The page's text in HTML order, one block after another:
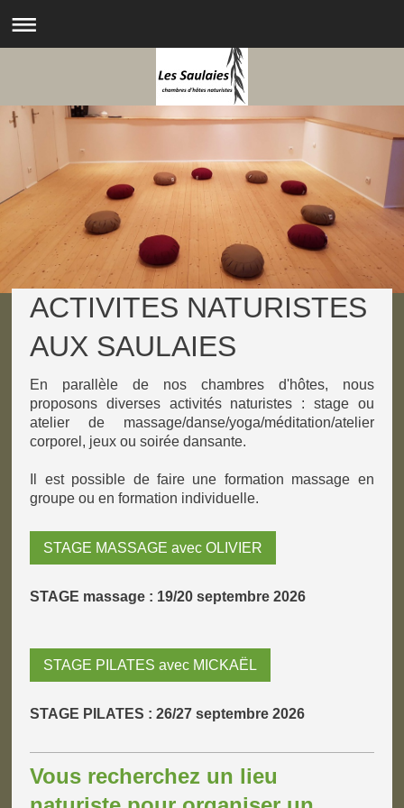
ACTIVITES NATURISTES
AUX SAULAIES
En parallèle de nos chambres d'hôtes, nous
proposons diverses activités naturistes : stage ou
atelier de massage/danse/yoga/méditation/atelier
corporel, jeux ou soirée dansante.
Il est possible de faire une formation massage en
groupe ou en formation individuelle.
STAGE MASSAGE avec OLIVIER
STAGE massage : 19/20 septembre 2026
STAGE PILATES avec MICKAËL
STAGE PILATES : 26/27 septembre 2026
Vous recherchez un lieu